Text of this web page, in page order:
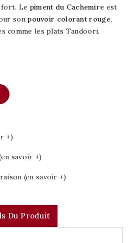
fort. Le piment du Cachemire est
sonpouvoir colorant rouge,
comme les plats Tandoori.
+)
savoir +)
(en savoir +)
Du Produit